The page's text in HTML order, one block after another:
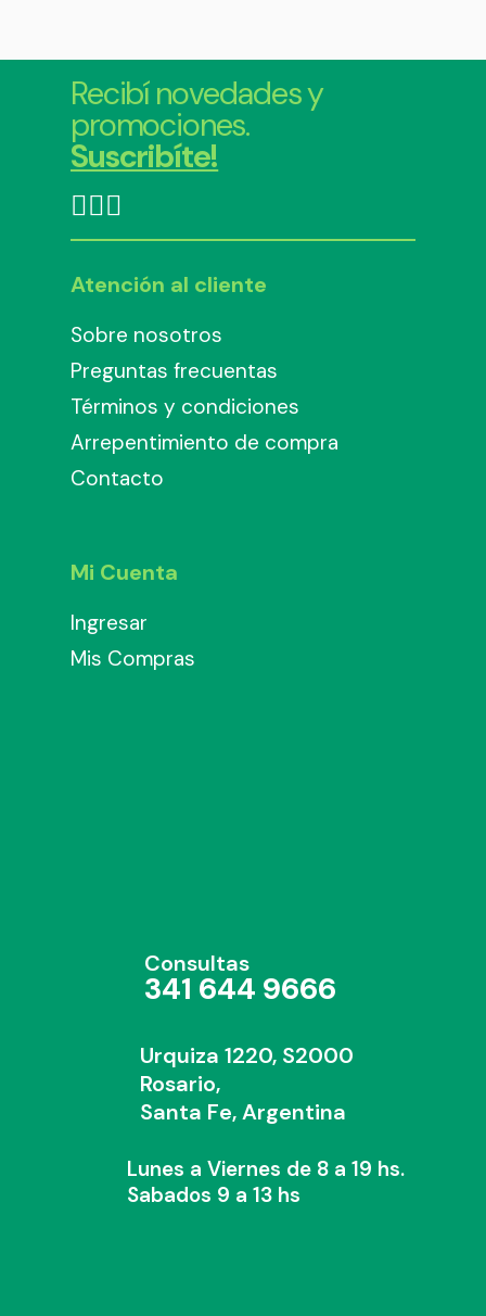
Recibí novedades y
promociones.
Suscribíte!
Atención al cliente
Sobre nosotros
Preguntas frecuentas
Términos y condiciones
Arrepentimiento de compra
Contacto
Mi Cuenta
Ingresar
Mis Compras
Consultas
341 644 9666
Urquiza 1220, S2000
Rosario,
Santa Fe, Argentina
Lunes a Viernes de 8 a 19 hs.
Sabados 9 a 13 hs